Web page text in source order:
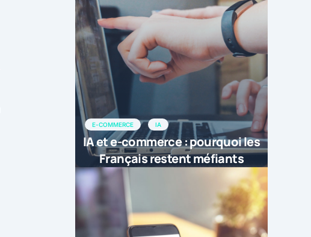
E-COMMERCE IA
IA et e-commerce : pourquoi les
Français restent méfiants